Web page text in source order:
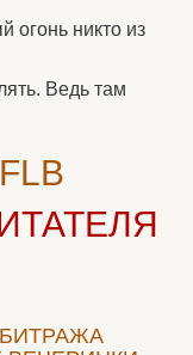
огонь никто из
Ведь там